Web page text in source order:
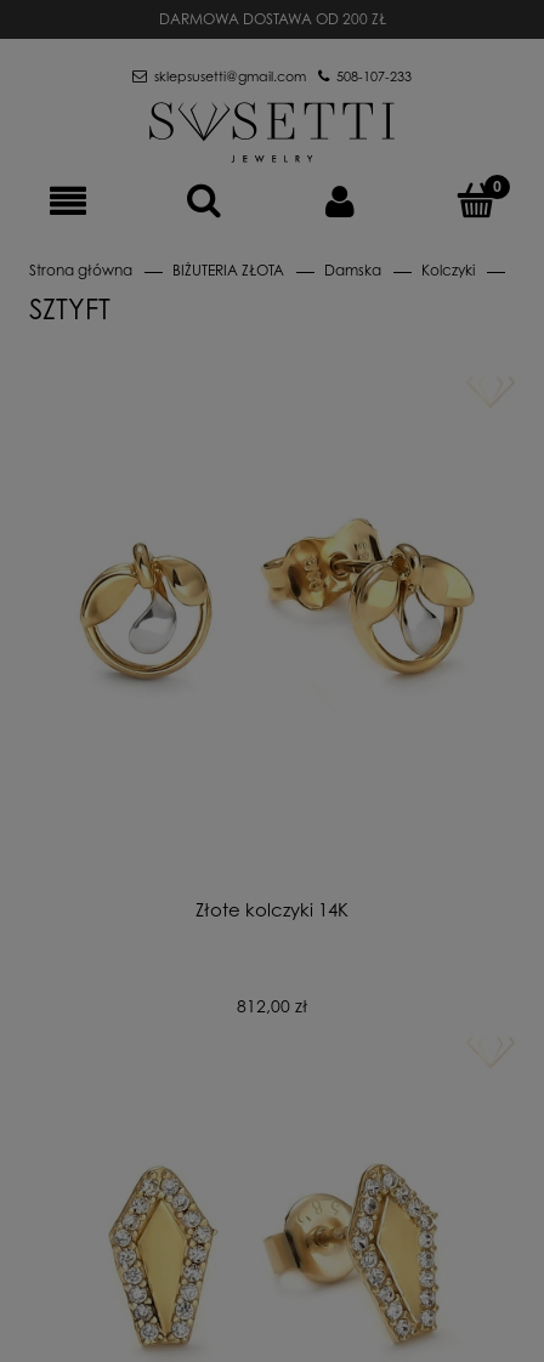
DARMOWA DOSTAWA OD 200 ZŁ
sklepsusetti@gmail.com 508-107-233
Strona główna BIŻUTERIA ZŁOTA Damska Kolczyki
SZTYFT
Złote kolczyki 14K
812,00 zł